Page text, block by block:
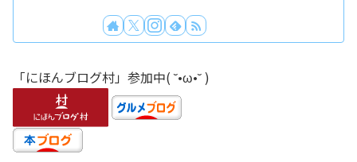
「にほんブログ村」参加中( ˘•ω•˘ )